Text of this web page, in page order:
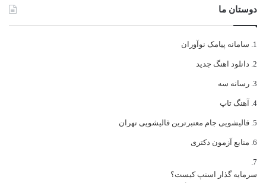
دوستان ما
سامانه پیامک نوآوران
دانلود اهنگ جدید
رسانه سه
آهنگ تاپ
قالیشویی جام معتبرترین قالیشویی تهران
منابع آزمون دکتری
سرمایه گذار اسنپ کیست؟